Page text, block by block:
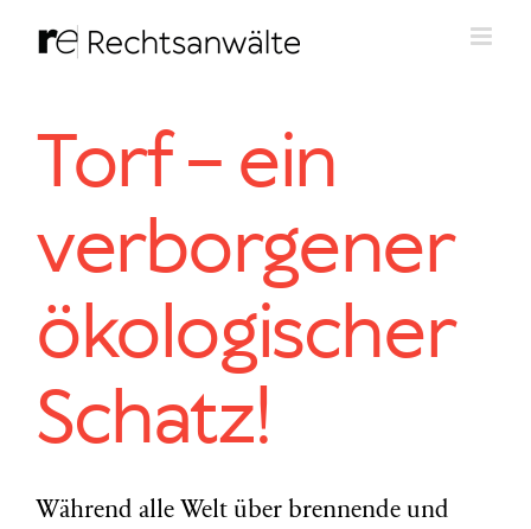
Inhalt
Torf – ein
verborgener
ökologischer
Schatz!
Während alle Welt über brennende und